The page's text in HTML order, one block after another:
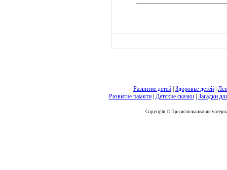
Развитие детей Здоровье детей
Развитие памяти| Детские сказки| Загадки
Copyright © При использовании